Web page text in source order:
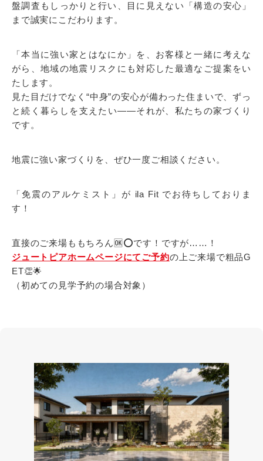
盤調査もしっかりと行い、目に見えない「構造の安心」
まで誠実にこだわります。
「本当に強い家とはなにか」を、お客様と一緒に考えな
がら、地域の地震リスクにも対応した最適なご提案をい
たします。
見た目だけでなく“中身”の安心が備わった住まいで、ずっ
と続く暮らしを支えたい――それが、私たちの家づくり
です。
地震に強い家づくりを、ぜひ一度ご相談ください。
「免震のアルケミスト」が ila Fit でお待ちしておりま
す！
直接のご来場ももちろん🆗⭕です！ですが……！
ジュートピアホームページにてご予約の上ご来場で粗品G
ET👏🌟
（初めての見学予約の場合対象）